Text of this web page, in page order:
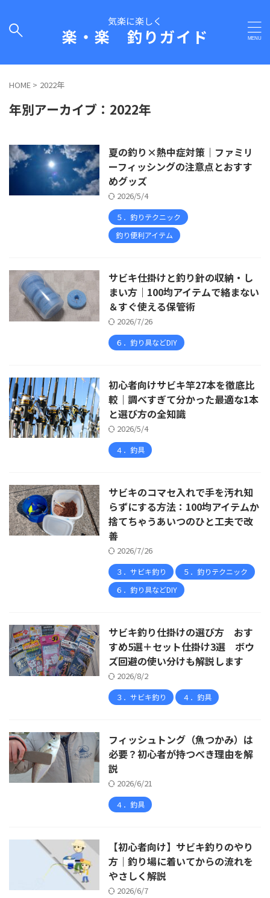
気楽に楽しく
楽・楽 釣りガイド
HOME > 2022年
年別アーカイブ：2022年
夏の釣り×熱中症対策｜ファミリ
ーフィッシングの注意点とおすす
めグッズ
2026/5/4
５．釣りテクニック
釣り便利アイテム
サビキ仕掛けと釣り針の収納・し
まい方｜100均アイテムで絡まない
＆すぐ使える保管術
2026/7/26
６．釣り具などDIY
初心者向けサビキ竿27本を徹底比
較｜調べすぎて分かった最適な1本
と選び方の全知識
2026/5/4
４．釣具
サビキのコマセ入れで手を汚れ知
らずにする方法：100均アイテムか
捨てちゃうあいつのひと工夫で改
善
2026/7/26
３．サビキ釣り
５．釣りテクニック
６．釣り具などDIY
サビキ釣り仕掛けの選び方 おす
すめ5選＋セット仕掛け3選 ボウ
ズ回避の使い分けも解説します
2026/8/2
３．サビキ釣り ４．釣具
フィッシュトング（魚つかみ）は
必要？初心者が持つべき理由を解
説
2026/6/21
４．釣具
【初心者向け】サビキ釣りのやり
方｜釣り場に着いてからの流れを
やさしく解説
2026/6/7